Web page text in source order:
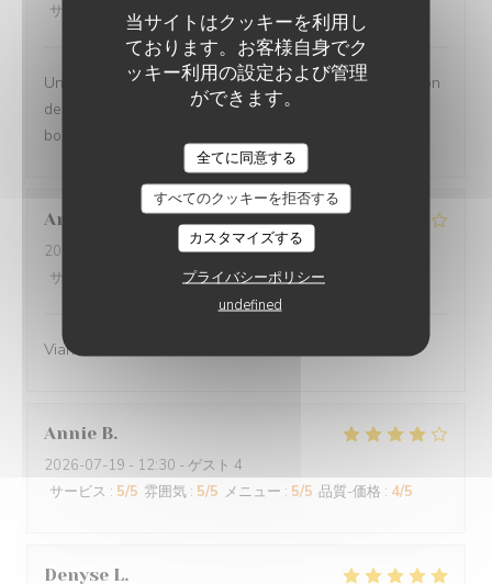
当サイトはクッキーを利用し
ております。お客様自身でク
ッキー利用の設定および管理
ができます。
全てに同意する
すべてのクッキーを拒否する
カスタマイズする
プライバシーポリシー
undefined
サービス
/5 雰囲気 : 5 /5 メニュー /5 品質-価格
Un moment très agréable en terrasse - Jolie présentation
des plats - portions copieuses - Service au top dans la
bonne humeur.
Anne-Marie G
2026-07-25
- 12:30 - ゲスト 3
サービス
雰囲気:4/5 メニュー:4/5 品質-価格
Viande excellente
Annie B
2026-07-19 - 12:30 - ゲスト 4
サービス : 5/5 雰囲気 : 5/5 メニュー : 5/5 品質-価格 : 4/5
Denyse L
O'CHAROLAIS